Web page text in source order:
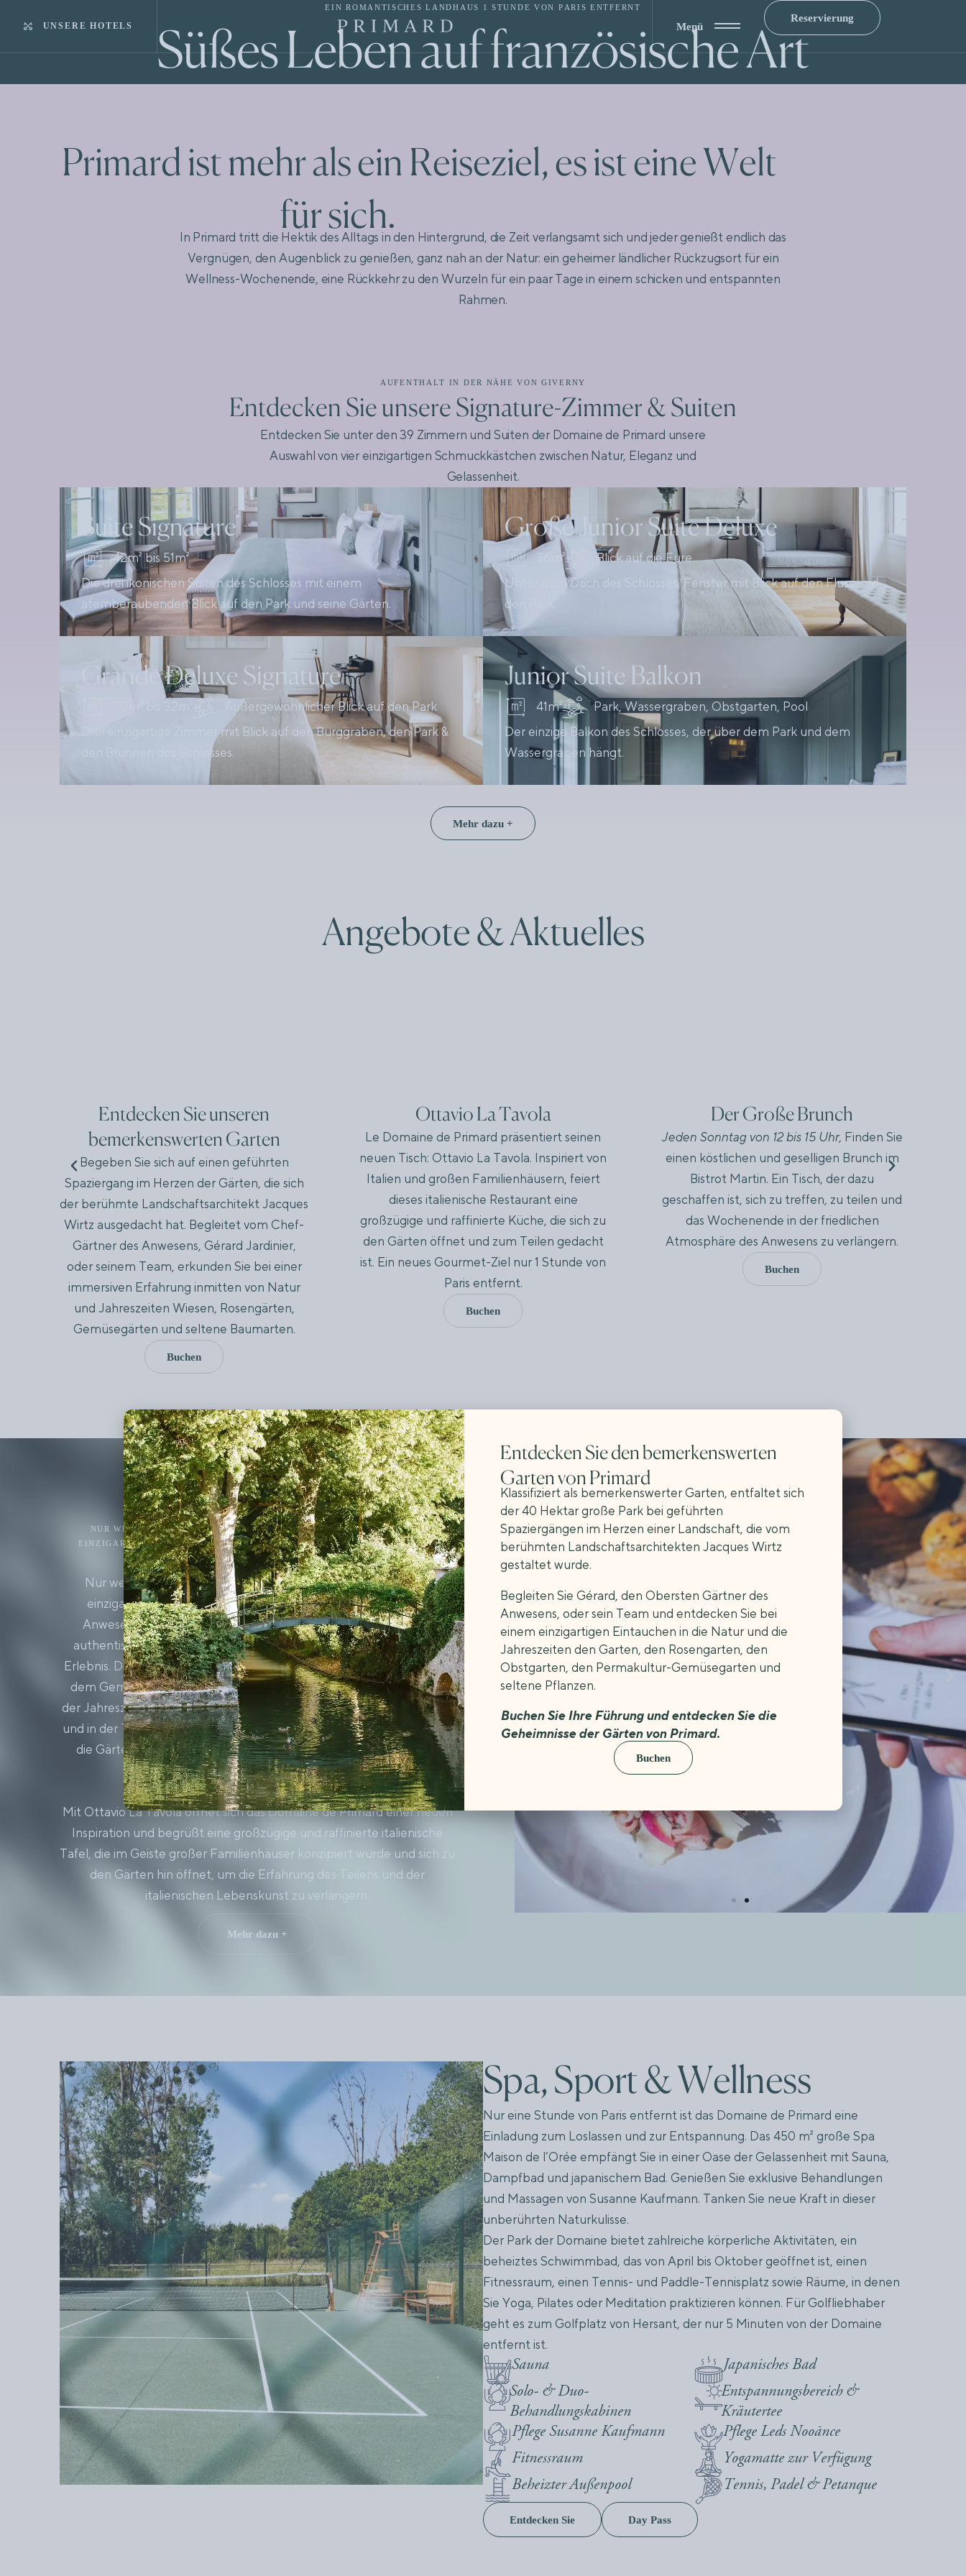
UNSERE HOTELS Menü
Reservierung
EIN ROMANTISCHES LANDHAUS 1 STUNDE VON PARIS ENTFERNT
Süßes Leben auf französische Art
Primard ist mehr als ein Reiseziel, es ist eine Welt
für sich.
In Primard tritt die Hektik des Alltags in den Hintergrund, die Zeit verlangsamt sich und jeder genießt endlich das
Vergnügen, den Augenblick zu genießen, ganz nah an der Natur: ein geheimer ländlicher Rückzugsort für ein
Wellness-Wochenende, eine Rückkehr zu den Wurzeln für ein paar Tage in einem schicken und entspannten
Rahmen.
AUFENTHALT IN DER NÄHE VON GIVERNY
Entdecken Sie unsere Signature-Zimmer & Suiten
Entdecken Sie unter den 39 Zimmern und Suiten der Domaine de Primard unsere
Auswahl von vier einzigartigen Schmuckkästchen zwischen Natur, Eleganz und
Gelassenheit.
Suite Signature
42m² bis 51m²
Die drei ikonischen Suiten des Schlosses mit einem
atemberaubenden Blick auf den Park und seine Gärten.
Große Junior Suite Deluxe
36m²
Blick auf die Eure
Unter dem Dach des Schlosses, Fenster mit Blick auf den Fluss und
den Park.
Grande Deluxe Signature
Außergewöhnlicher Blick auf den Park
Drei einzigartige Zimmer mit Blick auf den Burggraben, den Park &
den Brunnen des Schlosses.
Junior Suite Balkon
41m²
Park, Wassergraben, Obstgarten, Pool
Der einzige Balkon des Schlosses, der über dem Park und dem
Wassergraben hängt.
Mehr dazu +
Angebote & Aktuelles
Entdecken Sie unseren
bemerkenswerten Garten
Begeben Sie sich auf einen geführten
Spaziergang im Herzen der Gärten, die sich
der berühmte Landschaftsarchitekt Jacques
Wirtz ausgedacht hat. Begleitet vom Chef-
Gärtner des Anwesens, Gérard Jardinier,
oder seinem Team, erkunden Sie bei einer
immersiven Erfahrung inmitten von Natur
und Jahreszeiten Wiesen, Rosengärten,
Gemüsegärten und seltene Baumarten.
Buchen
Ottavio La Tavola
Le Domaine de Primard präsentiert seinen
neuen Tisch: Ottavio La Tavola. Inspiriert von
Italien und großen Familienhäusern, feiert
dieses italienische Restaurant eine
großzügige und raffinierte Küche, die sich zu
den Gärten öffnet und zum Teilen gedacht
ist. Ein neues Gourmet-Ziel nur 1 Stunde von
Paris entfernt.
Buchen
Der Große Brunch
Jeden Sonntag von 12 bis 15 Uhr, Finden Sie
einen köstlichen und geselligen Brunch im
Bistrot Martin. Ein Tisch, der dazu
geschaffen ist, sich zu treffen, zu teilen und
das Wochenende in der friedlichen
Atmosphäre des Anwesens zu verlängern.
Buchen
Gastronomie
NUR WENIGE MINUTEN VON GIVERNY ENTFERNT, TEILEN SIE EINEN
EINZIGARTIGEN MOMENT DER GESELLIGKEIT IN DEN RESTAURANTS DER
DOMAINE.
Nur wenige Minuten von Giverny entfernt, genießen Sie einen
einzigartigen Moment der Geselligkeit in den Restaurants des
Anwesens. In Primard unterstreicht die Küche die ländliche und
authentische Atmosphäre des Ortes für ein jedes Mal einzigartiges
Erlebnis. Der Küchenchef bietet hier eine lebendige Küche an, die mit
dem Gemüsegarten des Anwesens verbunden ist und sich im Laufe
der Jahreszeiten und der wechselnden Landschaften im Bistrot Martin
und in der Table d'Hôtes entwickelt. Die Gerichte, die in Anlehnung an
die Gärten von Primard kreiert werden, zollen den besten lokalen
Produzenten Tribut.
Mit Ottavio La Tavola öffnet sich das Domaine de Primard einer neuen
Inspiration und begrüßt eine großzügige und raffinierte italienische
Tafel, die im Geiste großer Familienhäuser konzipiert wurde und sich zu
den Gärten hin öffnet, um die Erfahrung des Teilens und der
italienischen Lebenskunst zu verlängern.
Mehr dazu +
Bistro
Restaurant
Bistronomique
Entdecken Sie
Restaurant Italien
Spa, Sport & Wellness
Nur eine Stunde von Paris entfernt ist das Domaine de Primard eine
Einladung zum Loslassen und zur Entspannung. Das 450 m² große Spa
Maison de l’Orée empfängt Sie in einer Oase der Gelassenheit mit Sauna,
Dampfbad und japanischem Bad. Genießen Sie exklusive Behandlungen
und Massagen von Susanne Kaufmann. Tanken Sie neue Kraft in dieser
unberührten Naturkulisse.
Der Park der Domaine bietet zahlreiche körperliche Aktivitäten, ein
beheiztes Schwimmbad, das von April bis Oktober geöffnet ist, einen
Fitnessraum, einen Tennis- und Paddle-Tennisplatz sowie Räume, in denen
Sie Yoga, Pilates oder Meditation praktizieren können. Für Golfliebhaber
geht es zum Golfplatz von Hersant, der nur 5 Minuten von der Domaine
entfernt ist.
Sauna
Japanisches Bad
Solo- & Duo-
Behandlungskabinen
Entspannungsbereich &
Kräutertee
Pflege Susanne Kaufmann
Pflege Leds Nooānce
Fitnessraum
Yogamatte zur Verfügung
Beheizter Außenpool
Tennis, Padel & Petanque
Entdecken Sie Day Pass
Entdecken Sie den bemerkenswerten
Garten von Primard
Klassifiziert als bemerkenswerter Garten, entfaltet sich
der 40 Hektar große Park bei geführten
Spaziergängen im Herzen einer Landschaft, die vom
berühmten Landschaftsarchitekten Jacques Wirtz
gestaltet wurde.
Begleiten Sie Gérard, den Obersten Gärtner des
Anwesens, oder sein Team und entdecken Sie bei
einem einzigartigen Eintauchen in die Natur und die
Jahreszeiten den Garten, den Rosengarten, den
Obstgarten, den Permakultur-Gemüsegarten und
seltene Pflanzen.
Buchen Sie Ihre Führung und entdecken Sie die
Geheimnisse der Gärten von Primard.
Buchen